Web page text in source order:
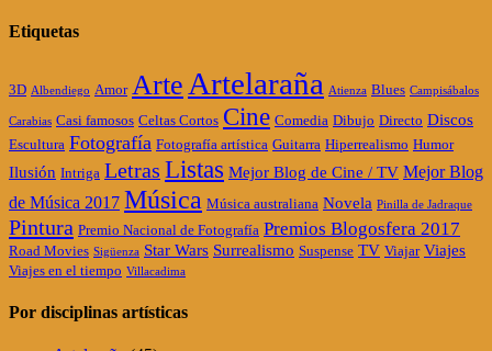
Etiquetas
3D Albendiego Amor Arte Artelaraña Atienza Blues Campisábalos
Carabias Casi famosos Celtas Cortos Cine Comedia Dibujo Directo Discos
Escultura Fotografía Fotografía artística Guitarra Hiperrealismo Humor
Ilusión Intriga Letras Listas Mejor Blog de Cine / TV Mejor Blog
de Música 2017 Música Música australiana Novela Pinilla de Jadraque
Pintura Premio Nacional de Fotografía Premios Blogosfera 2017
Road Movies Sigüenza Star Wars Surrealismo Suspense TV Viajar Viajes
Viajes en el tiempo Villacadima
Por disciplinas artísticas